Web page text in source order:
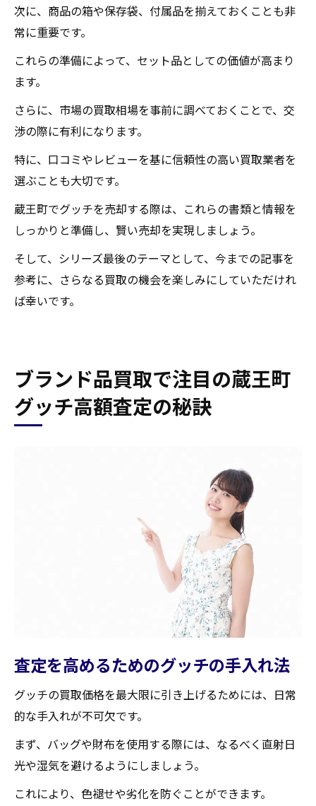
次に、商品の箱や保存袋、付属品を揃えておくことも非
常に重要です。
これらの準備によって、セット品としての価値が高まり
ます。
さらに、市場の買取相場を事前に調べておくことで、交
渉の際に有利になります。
特に、口コミやレビューを基に信頼性の高い買取業者を
選ぶことも大切です。
蔵王町でグッチを売却する際は、これらの書類と情報を
しっかりと準備し、賢い売却を実現しましょう。
そして、シリーズ最後のテーマとして、今までの記事を
参考に、さらなる買取の機会を楽しみにしていただけれ
ば幸いです。
ブランド品買取で注目の蔵王町
グッチ高額査定の秘訣
査定を高めるためのグッチの手入れ法
グッチの買取価格を最大限に引き上げるためには、日常
的な手入れが不可欠です。
まず、バッグや財布を使用する際には、なるべく直射日
光や湿気を避けるようにしましょう。
これにより、色褪せや劣化を防ぐことができます。